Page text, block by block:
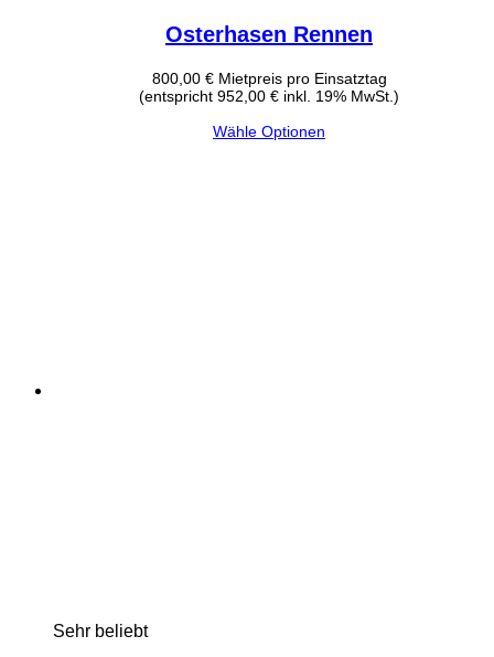
Osterhasen Rennen
800,00 €Mietpreis pro Einsatztag
(entspricht 952,00 € inkl. 19% MwSt.)
Wähle Optionen
Sehr beliebt